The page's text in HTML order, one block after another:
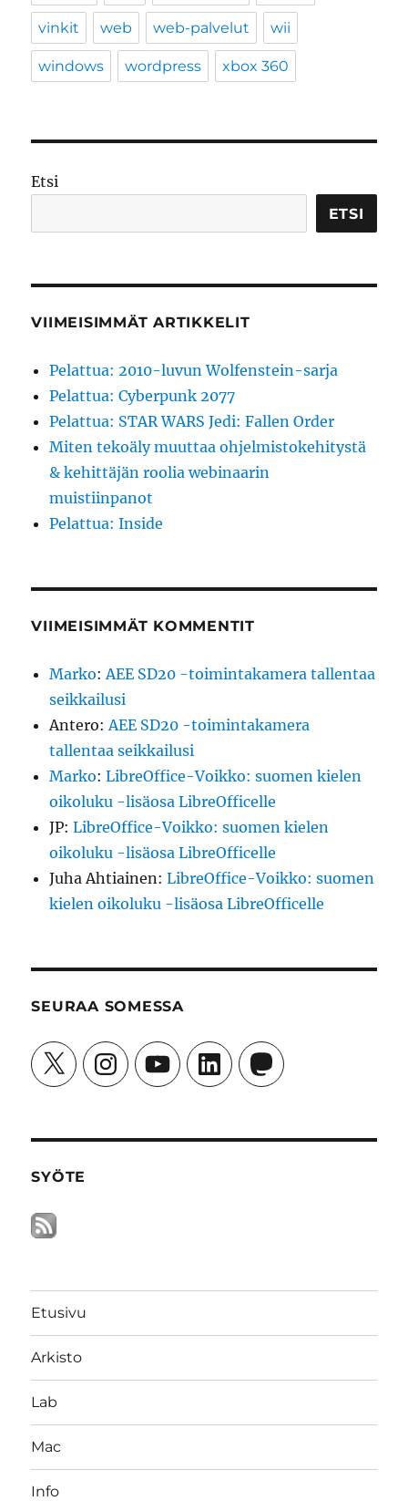
vinkit web web-palvelut wii
windows wordpress xbox 360
Etsi
ETSI
VIIMEISIMMÄT ARTIKKELIT
Pelattua: 2010-luvun Wolfenstein-sarja
Pelattua: Cyberpunk 2077
Pelattua: STAR WARS Jedi: Fallen Order
Miten tekoäly muuttaa ohjelmistokehitystä
& kehittäjän roolia webinaarin
muistiinpanot
Pelattua: Inside
VIIMEISIMMÄT KOMMENTIT
Marko:AEE SD20 -toimintakamera tallentaa
seikkailusi
Antero:AEE SD20 -toimintakamera
tallentaa seikkailusi
Marko:LibreOffice-Voikko: suomen kielen
oikoluku -lisäosa LibreOfficelle
JP:LibreOffice-Voikko: suomen kielen
oikoluku -lisäosa LibreOfficelle
Juha Ahtiainen:LibreOffice-Voikko: suomen
kielen oikoluku -lisäosa LibreOfficelle
SEURAA SOMESSA
X InstagramYouTubeLinkedInMastodon
SYÖTE
Etusivu
Arkisto
Lab
Mac
Info